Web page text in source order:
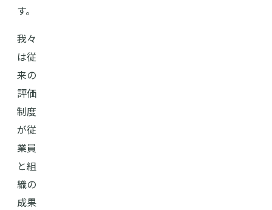
す。
我々
は従
来の
評価
制度
が従
業員
と組
織の
成果